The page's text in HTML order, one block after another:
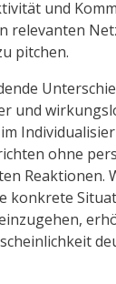
und
relevanten
pitchen.
und
ohne
Reaktionen.
konkrete